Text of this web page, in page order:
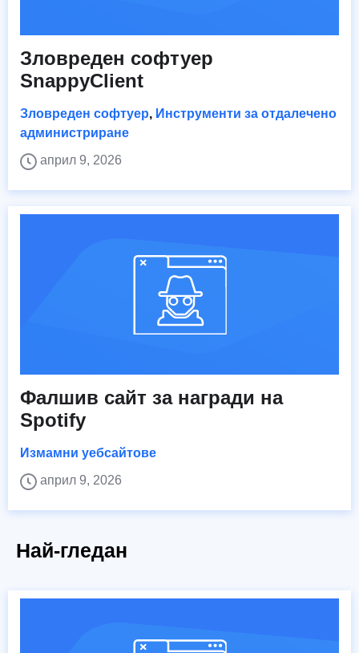
Зловреден софтуер
SnappyClient
Зловреден софтуер, Инструменти за отдалечено
администриране
април 9, 2026
Фалшив сайт за награди на
Spotify
Измамни уебсайтове
април 9, 2026
Най-гледан